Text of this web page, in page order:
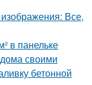
Все,
в панельке
своими
бетонной